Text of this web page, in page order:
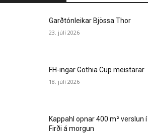
Garðtónleikar Bjössa Thor
23. júlí 2026
FH-ingar Gothia Cup meistarar
18. júlí 2026
Kappahl opnar 400 m² verslun í
Firði á morgun